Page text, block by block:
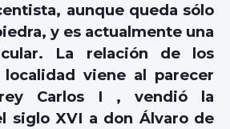
aunque queda sólo
y es actualmente una
La relación de los
localidad viene al parecer
Carlos I , vendió la
siglo XVI a don Álvaro de